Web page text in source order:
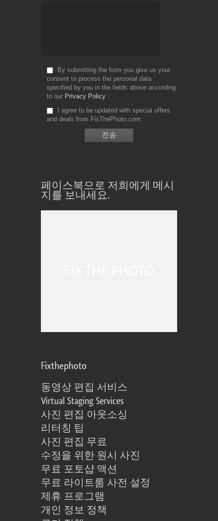
By submitting the form you give us your
consent to process the personal data
specified by you in the fields above according
to our Privacy Policy
I agree to be updated with special offers
and deals from FixThePhoto.com
페이스북으로 저희에게 메시
지를 보내세요.
Fixthephoto
동영상 편집 서비스
Virtual Staging Services
사진 편집 아웃소싱
리터칭 팁
사진 편집 무료
수정을 위한 원시 사진
무료 포토샵 액션
무료 라이트룸 사전 설정
제휴 프로그램
개인 정보 정책